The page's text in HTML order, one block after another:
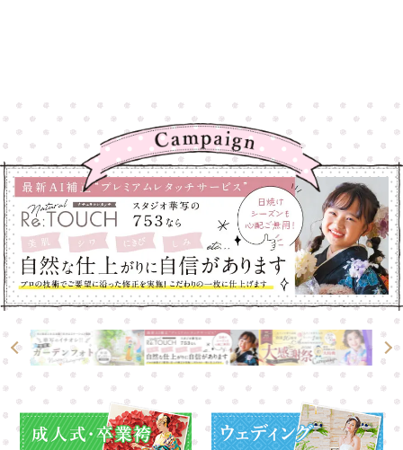
高崎店
大宮店
高崎店
大宮店